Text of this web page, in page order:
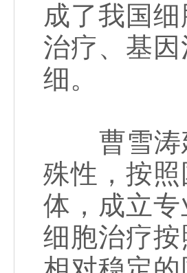
成了我国
治疗、基
细。
曹雪涛建
殊性，按
体，成立
细胞治疗